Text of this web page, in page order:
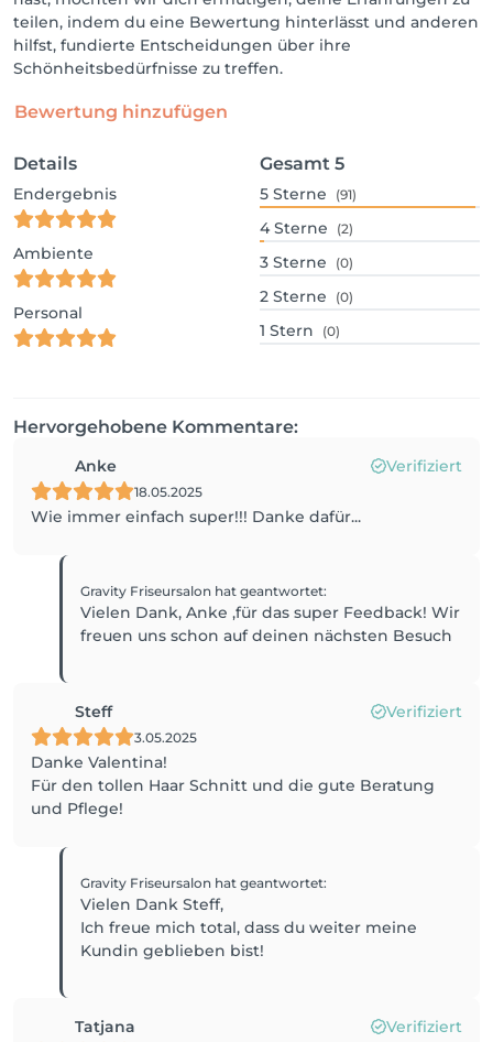
teilen, indem du eine Bewertung hinterlässt und anderen
hilfst, fundierte Entscheidungen über ihre
Schönheitsbedürfnisse zu treffen.
Bewertung hinzufügen
Details
Endergebnis
Ambiente
Personal
Gesamt 5
5 Sterne (91)
4 Sterne (2)
3 Sterne (0)
2 Sterne (0)
1 Stern (0)
Hervorgehobene Kommentare:
Anke Verifiziert
18.05.2025
Wie immer einfach super!!! Danke dafür...
Gravity Friseursalon hat geantwortet:
Vielen Dank, Anke ,für das super Feedback! Wir
freuen uns schon auf deinen nächsten Besuch
Steff Verifiziert
3.05.2025
Danke Valentina!
Für den tollen Haar Schnitt und die gute Beratung
und Pflege!
Gravity Friseursalon hat geantwortet:
Vielen Dank Steff,
Ich freue mich total, dass du weiter meine
Kundin geblieben bist!
Tatjana Verifiziert